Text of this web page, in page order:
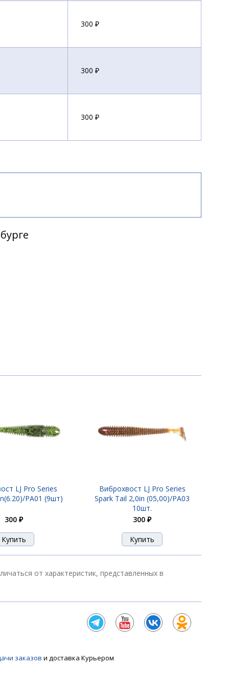
300 ₽
300 ₽
300 ₽
300 ₽
LJ Pro Series
PA01 (9шт)
300 ₽
Виброхвост LJ Pro Series
Spark Tail 2,0in (05,00)/PA03
10шт.
300 ₽
от характеристик, представленных в
заказов и доставка Курьером